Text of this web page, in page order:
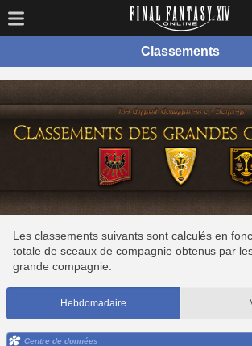
Classements
Les classements suivants sont calculés en
totale de sceaux de compagnie obtenus par
grande compagnie.
Hebdomadaire
Centre de données